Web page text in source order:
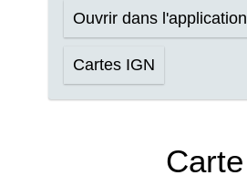
Ouvrir dans l'application
Cartes IGN
Carte